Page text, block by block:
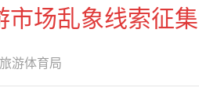
市场乱象线索征
游体育局